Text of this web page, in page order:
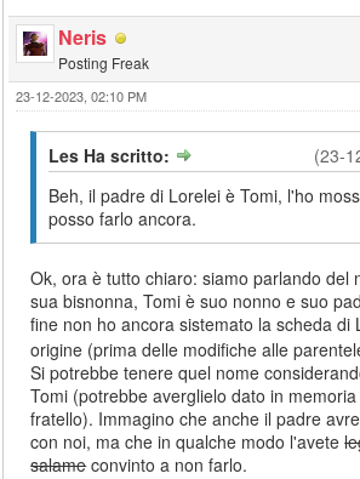
Neris
Posting Freak
23-12-2023, 02:10 PM
(23-
Les Ha scritto:
Beh, il padre di Lorelei è Tomi, l'ho
posso farlo ancora.
Ok, ora è tutto chiaro: siamo parlando del
sua bisnonna, Tomi è suo nonno e suo
fine non ho ancora sistemato la scheda
origine (prima delle modifiche alle
Si potrebbe tenere quel nome
Tomi (potrebbe averglielo dato in
fratello). Immagino che anche il padre
con noi, ma che in qualche modo l'avete
salameconvinto a non farlo.